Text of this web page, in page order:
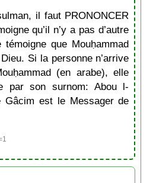
il faut PRONONCER
qu’il n’y a pas d’autre
que Mouḥammad
Si la personne n’arrive
(en arabe), elle
par son surnom: Abou l-
Gâcim est le Messager de